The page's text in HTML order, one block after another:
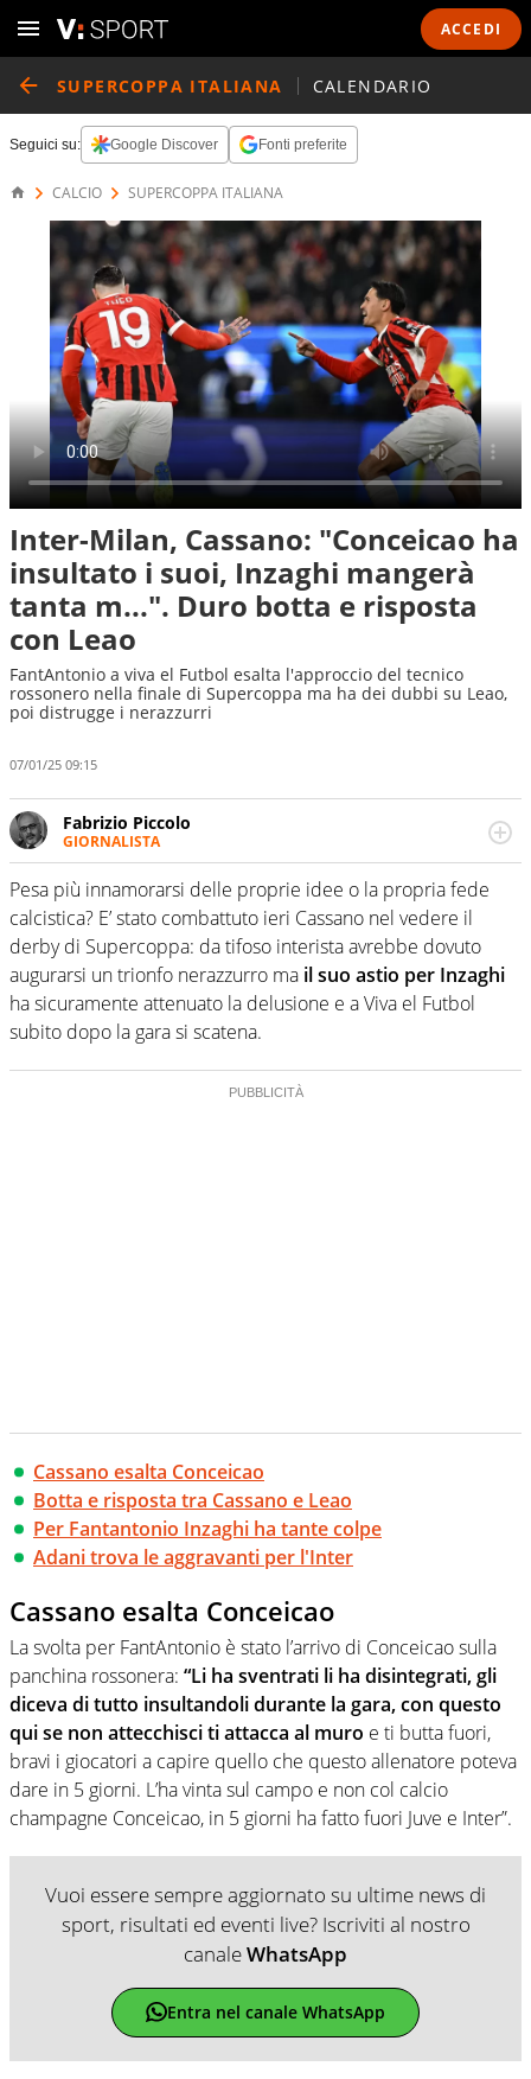
ACCEDI
SUPERCOPPA ITALIANA CALENDARIO
Seguici su: Google Discover Fonti preferite
CALCIO SUPERCOPPA ITALIANA
Inter-Milan, Cassano: "Conceicao ha
insultato i suoi, Inzaghi mangerà
tanta m...". Duro botta e risposta
con Leao
FantAntonio a viva el Futbol esalta l'approccio del tecnico
rossonero nella finale di Supercoppa ma ha dei dubbi su Leao,
poi distrugge i nerazzurri
07/01/25 09:15
Fabrizio Piccolo
GIORNALISTA
Nella sua carriera ha seguito numerose manifestazioni
sportive e collaborato con agenzie e testate. Esperienza,
competenza, conoscenza e memoria storica. Si occupa
prevalentemente di calcio
Pesa più innamorarsi delle proprie idee o la propria fede
calcistica? E’ stato combattuto ieri Cassano nel vedere il
derby di Supercoppa: da tifoso interista avrebbe dovuto
augurarsi un trionfo nerazzurro ma il suo astio per Inzaghi
ha sicuramente attenuato la delusione e a Viva el Futbol
subito dopo la gara si scatena.
Cassano esalta Conceicao
Botta e risposta tra Cassano e Leao
Per Fantantonio Inzaghi ha tante colpe
Adani trova le aggravanti per l'Inter
Cassano esalta Conceicao
La svolta per FantAntonio è stato l’arrivo di Conceicao sulla
panchina rossonera: “Li ha sventrati li ha disintegrati, gli
diceva di tutto insultandoli durante la gara, con questo
qui se non attecchisci ti attacca al muro e ti butta fuori,
bravi i giocatori a capire quello che questo allenatore poteva
dare in 5 giorni. L’ha vinta sul campo e non col calcio
champagne Conceicao, in 5 giorni ha fatto fuori Juve e Inter”.
Vuoi essere sempre aggiornato su ultime news di
sport, risultati ed eventi live? Iscriviti al nostro
canaleWhatsApp
Entra nel canale WhatsApp